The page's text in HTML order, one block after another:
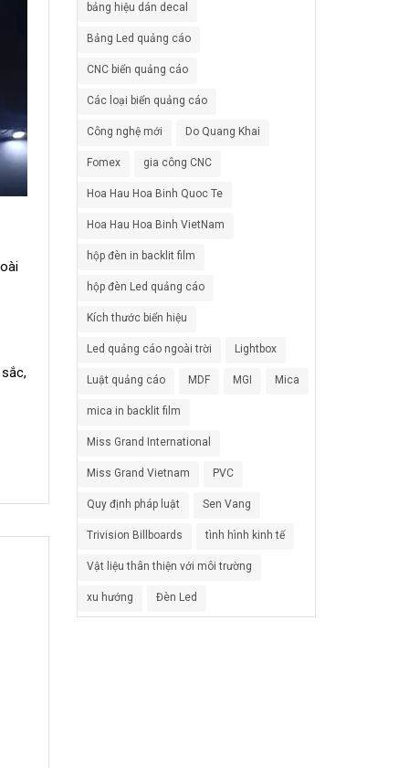
bảng hiệu dán decal
Bảng Led quảng cáo
CNC biển quảng cáo
Các loại biển quảng cáo
Công nghệ mới Do Quang Khai
Fomex gia công CNC
Hoa Hau Hoa Binh Quoc Te
Hoa Hau Hoa Binh VietNam
hộp đèn in backlit film
hộp đèn Led quảng cáo
Kích thước biển hiệu
Led quảng cáo ngoài trời Lightbox
Luật quảng cáo MDF MGI Mica
mica in backlit film
Miss Grand International
Miss Grand Vietnam PVC
Quy định pháp luật Sen Vang
Trivision Billboards tình hình kinh tế
Vật liệu thân thiện với môi trường
xu hướng Đèn Led